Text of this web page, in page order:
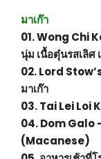
มาเก๊า
01. Wong Chi
นุ่ม เนื้อตุ๋นรสเลิศ
02. Lord
มาเก๊า
03. Tai Lei Loi
04. Dom Galo
(Macanese)